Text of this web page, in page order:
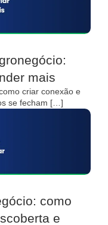
mais
criar conexão e
se fecham […]
como
e